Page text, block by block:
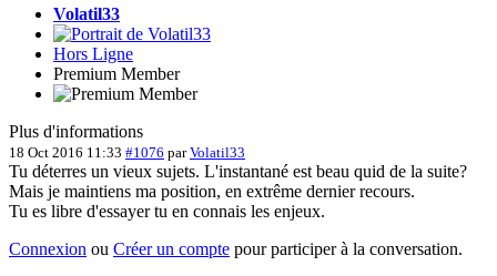
Volatil33
Hors Ligne
Premium Member
Plus d'informations
18 Oct 2016 11:33 #1076 parVolatil33
Tu déterres un vieux sujets. L'instantané est beau quid de la suite?
Mais je maintiens ma position, en extrême dernier recours.
Tu es libre d'essayer tu en connais les enjeux.
Connexion ou Créer un compte pour participer à la conversation.